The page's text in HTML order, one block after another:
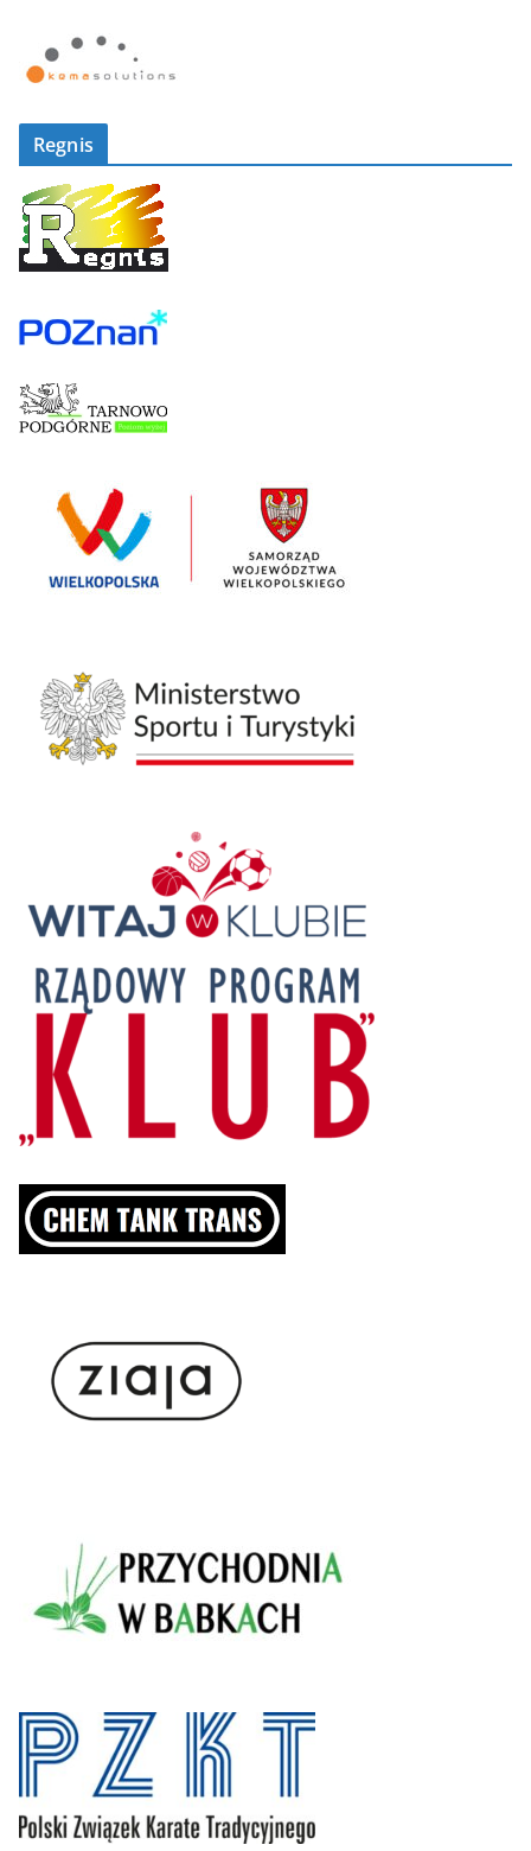
Regnis